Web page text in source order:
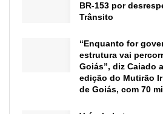
BR-153 por
Trânsito
“Enquanto for
estrutura vai
Goiás”, diz Caiado
edição do Mutirão
de Goiás, com 70